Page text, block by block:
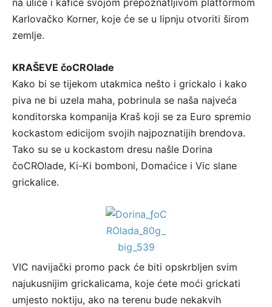
na ulice i kafiće svojom prepoznatljivom platformom
Karlovačko Korner, koje će se u lipnju otvoriti širom
zemlje.
KRAŠEVE čoCROlade
Kako bi se tijekom utakmica nešto i grickalo i kako
piva ne bi uzela maha, pobrinula se naša najveća
konditorska kompanija Kraš koji se za Euro spremio
kockastom edicijom svojih najpoznatijih brendova.
Tako su se u kockastom dresu našle Dorina
čoCROlade, Ki-Ki bomboni, Domaćice i Vic slane
grickalice.
VIC navijački promo pack će biti opskrbljen svim
najukusnijim grickalicama, koje ćete moći grickati
umjesto noktiju, ako na terenu bude nekakvih